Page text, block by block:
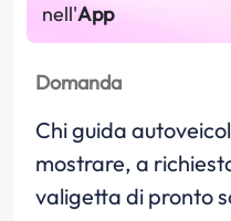
nell'App
Domanda
Chi guida
mostrare, a
valigetta di pronto